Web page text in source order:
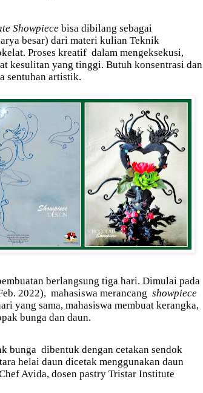
Showpiece bisa dibilang sebagai
besar) dari materi kulian Teknik
Proses kreatif dalam mengeksekusi,
kesulitan yang tinggi. Butuh konsentrasi dan
sentuhan artistik.
berlangsung tiga hari. Dimulai pada
2022), mahasiswa merancang showpiece
yang sama, mahasiswa membuat kerangka,
bunga dan daun.
bunga dibentuk dengan cetakan sendok
helai daun dicetak menggunakan daun
Avida, dosen pastry Tristar Institute